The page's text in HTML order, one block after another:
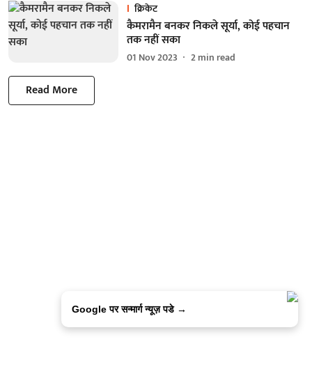
क्रिकेट
कैमरामैन बनकर निकले सूर्या, कोई पहचान
तक नहीं सका
01 Nov 2023 2min read
Read More
Google पर सन्मार्ग न्यूज़ पडे →